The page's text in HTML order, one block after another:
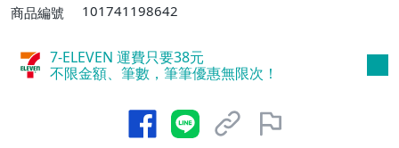
商品編號
101741198642
7-ELEVEN 運費只要38元
不限金額、筆數，筆筆優惠無限次！